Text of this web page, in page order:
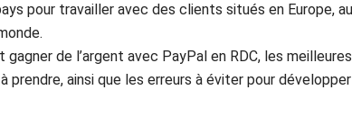
pour travailler avec des clients situés en Europe,
de l’argent avec PayPal en RDC, les meilleures
ainsi que les erreurs à éviter pour développer